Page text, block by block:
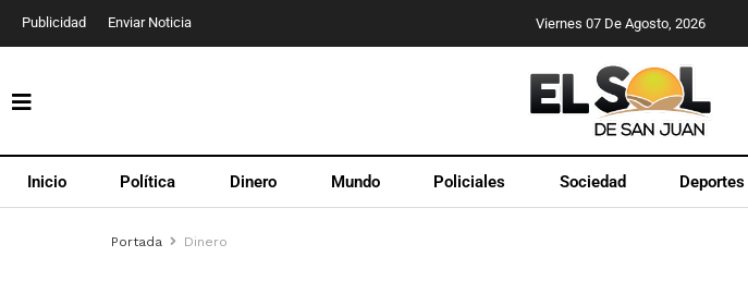
Publicidad Enviar Noticia Viernes 07 De Agosto, 2026
Inicio Política Dinero Mundo Policiales Sociedad Deportes
Portada Dinero